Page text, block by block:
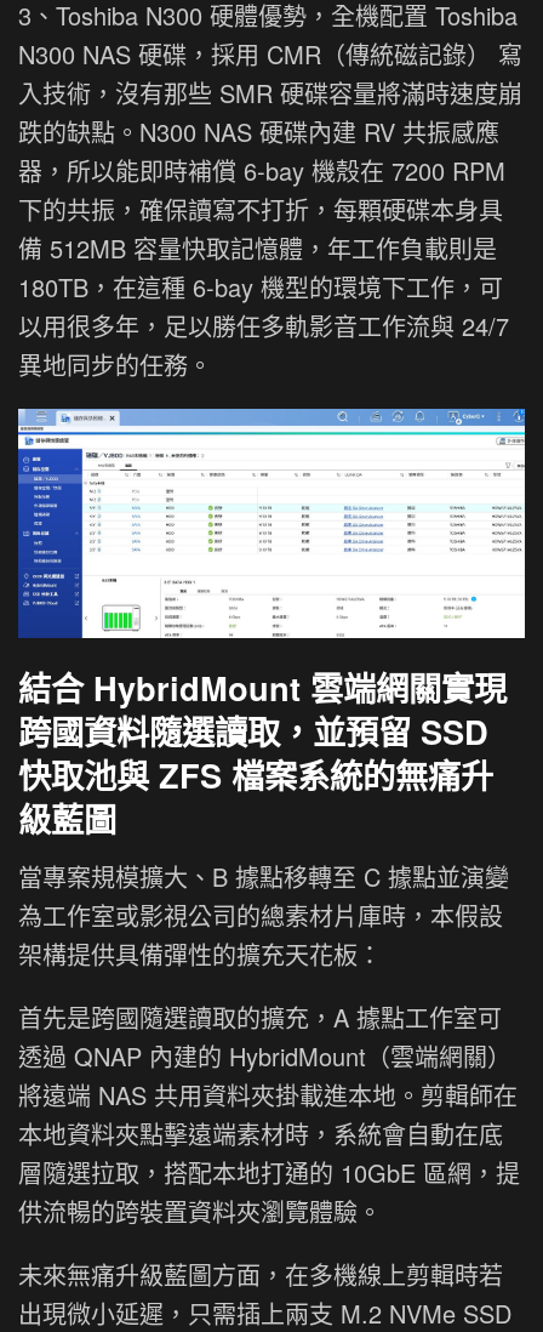
3、Toshiba N300 硬體優勢，全機配置 Toshiba
N300 NAS 硬碟，採用 CMR（傳統磁記錄） 寫
入技術，沒有那些 SMR 硬碟容量將滿時速度崩
跌的缺點。N300 NAS 硬碟內建 RV 共振感應
器，所以能即時補償 6-bay 機殼在 7200 RPM
下的共振，確保讀寫不打折，每顆硬碟本身具
備 512MB 容量快取記憶體，年工作負載則是
180TB，在這種 6-bay 機型的環境下工作，可
以用很多年，足以勝任多軌影音工作流與 24/7
異地同步的任務。
結合 HybridMount 雲端網關實現
跨國資料隨選讀取，並預留 SSD
快取池與 ZFS 檔案系統的無痛升
級藍圖
當專案規模擴大、B 據點移轉至 C 據點並演變
為工作室或影視公司的總素材片庫時，本假設
架構提供具備彈性的擴充天花板：
首先是跨國隨選讀取的擴充，A 據點工作室可
透過 QNAP 內建的 HybridMount（雲端網關）
將遠端 NAS 共用資料夾掛載進本地。剪輯師在
本地資料夾點擊遠端素材時，系統會自動在底
層隨選拉取，搭配本地打通的 10GbE 區網，提
供流暢的跨裝置資料夾瀏覽體驗。
未來無痛升級藍圖方面，在多機線上剪輯時若
出現微小延遲，只需插上兩支 M.2 NVMe SSD